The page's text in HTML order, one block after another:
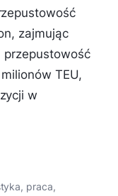
zajmując
przepustowość
TEU,
w
, praca,